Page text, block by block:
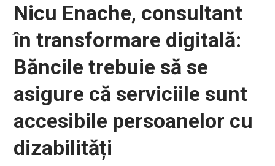
Nicu Enache, consultant
în transformare digitală:
Băncile trebuie să se
asigure că serviciile sunt
accesibile persoanelor cu
dizabilități